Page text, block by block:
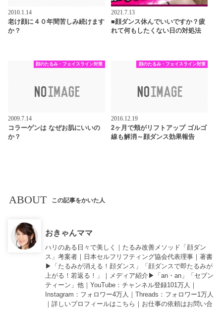
2010.1.14
老け顔に４０年間苦しみ続けます
か？
2021.7.13
■顔ダンス休んでいいですか？疲
れて何もしたくない日の対処法
顔のたるみ・フェイスライン対策
2009.7.14
コラーゲンは なぜお肌にいいの
か？
顔のたるみ・フェイスライン対策
2016.12.19
2ヶ月で頬がリフトアップ ゴルゴ
線も解消～顔ダンス効果報告
ABOUT この記事をかいた人
おきゃんママ
ハリのある日々で美しく｜たるみ改善メソッド「顔ダン
ス」考案者｜日本セルフリフティング協会代表理事｜著書
▶︎「 たるみが消える！顔ダンス 」「 顔ダンスで即たるみが
上がる！若返る！ 」｜メディア紹介▶︎「an・an」「セブン
ティーン」他｜YouTube ：チャンネル登録101万人｜
Instagram ：フォロワー4万人｜Threads ：フォロワー1万人
｜詳しいプロフィールはこちら ｜お仕事の依頼はお問い合